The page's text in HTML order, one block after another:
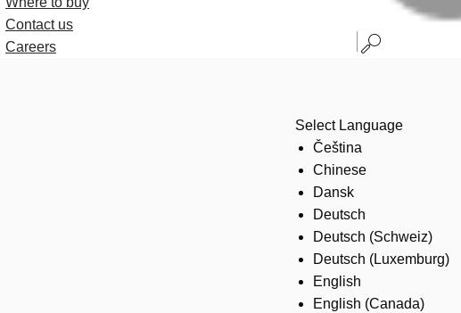
Contact us
Careers
Select Language
Čeština
Chinese
Dansk
Deutsch
Deutsch (Schweiz)
Deutsch (Luxemburg)
English
English (Canada)